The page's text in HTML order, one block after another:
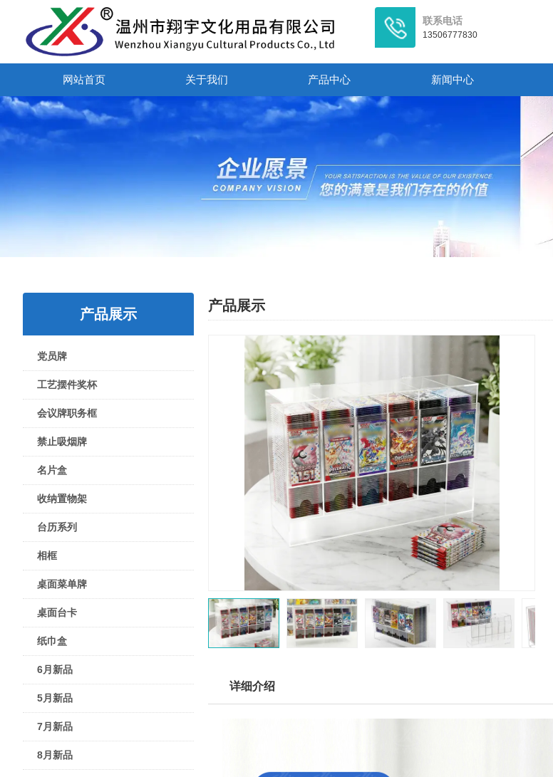
联系电话
13506777830
网站首页 关于我们 产品中心 新闻中心
产品展示
党员牌
工艺摆件奖杯
会议牌职务框
禁止吸烟牌
名片盒
收纳置物架
台历系列
相框
桌面菜单牌
桌面台卡
纸巾盒
6月新品
5月新品
7月新品
8月新品
产品展示
详细介绍